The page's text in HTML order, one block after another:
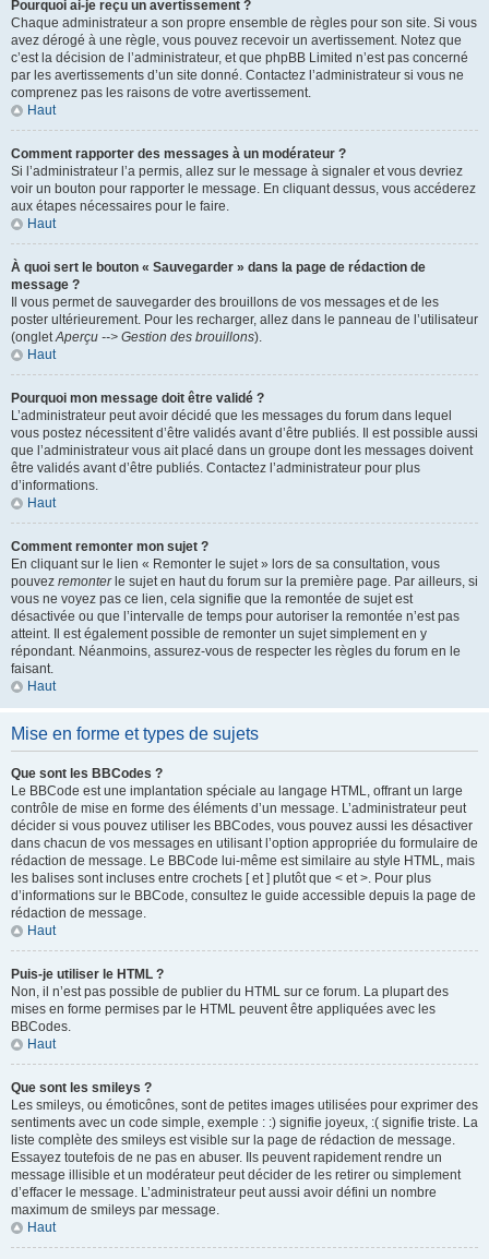
Pourquoi ai-je reçu un avertissement ?
Chaque administrateur a son propre ensemble de règles pour son site. Si vous
avez dérogé à une règle, vous pouvez recevoir un avertissement. Notez que
c’est la décision de l’administrateur, et que phpBB Limited n’est pas concerné
par les avertissements d’un site donné. Contactez l’administrateur si vous ne
comprenez pas les raisons de votre avertissement.
Haut
Comment rapporter des messages à un modérateur ?
Si l’administrateur l’a permis, allez sur le message à signaler et vous devriez
voir un bouton pour rapporter le message. En cliquant dessus, vous accéderez
aux étapes nécessaires pour le faire.
Haut
À quoi sert le bouton « Sauvegarder » dans la page de rédaction de
message ?
Il vous permet de sauvegarder des brouillons de vos messages et de les
poster ultérieurement. Pour les recharger, allez dans le panneau de l’utilisateur
(ongletAperçu --> Gestion des brouillons).
Haut
Pourquoi mon message doit être validé ?
L’administrateur peut avoir décidé que les messages du forum dans lequel
vous postez nécessitent d’être validés avant d’être publiés. Il est possible aussi
que l’administrateur vous ait placé dans un groupe dont les messages doivent
être validés avant d’être publiés. Contactez l’administrateur pour plus
d’informations.
Haut
Comment remonter mon sujet ?
En cliquant sur le lien « Remonter le sujet » lors de sa consultation, vous
pouvez remonterle sujet en haut du forum sur la première page. Par ailleurs, si
vous ne voyez pas ce lien, cela signifie que la remontée de sujet est
désactivée ou que l’intervalle de temps pour autoriser la remontée n’est pas
atteint. Il est également possible de remonter un sujet simplement en y
répondant. Néanmoins, assurez-vous de respecter les règles du forum en le
faisant.
Haut
Mise en forme et types de sujets
Que sont les BBCodes ?
Le BBCode est une implantation spéciale au langage HTML, offrant un large
contrôle de mise en forme des éléments d’un message. L’administrateur peut
décider si vous pouvez utiliser les BBCodes, vous pouvez aussi les désactiver
dans chacun de vos messages en utilisant l’option appropriée du formulaire de
rédaction de message. Le BBCode lui-même est similaire au style HTML, mais
les balises sont incluses entre crochets [ et ] plutôt que < et >. Pour plus
d’informations sur le BBCode, consultez le guide accessible depuis la page de
rédaction de message.
Haut
Puis-je utiliser le HTML ?
Non, il n’est pas possible de publier du HTML sur ce forum. La plupart des
mises en forme permises par le HTML peuvent être appliquées avec les
BBCodes.
Haut
Que sont les smileys ?
Les smileys, ou émoticônes, sont de petites images utilisées pour exprimer des
sentiments avec un code simple, exemple : :) signifie joyeux, :( signifie triste. La
liste complète des smileys est visible sur la page de rédaction de message.
Essayez toutefois de ne pas en abuser. Ils peuvent rapidement rendre un
message illisible et un modérateur peut décider de les retirer ou simplement
d’effacer le message. L’administrateur peut aussi avoir défini un nombre
maximum de smileys par message.
Haut